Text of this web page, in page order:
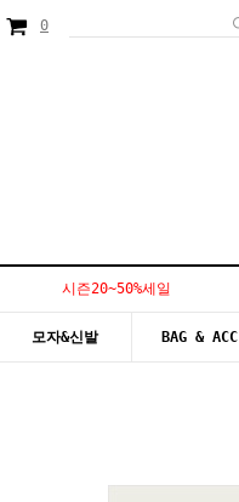
0
시즌20~50%세일
모자&신발 BAG & ACC